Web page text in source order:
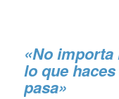
«No
lo que
pasa»